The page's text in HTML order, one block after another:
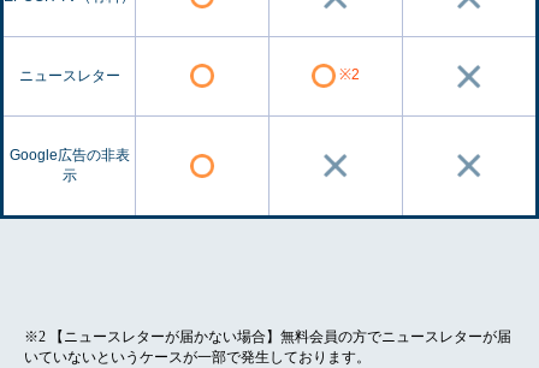
ニュースレター ※2
Google広告の非表
示
※2 【ニュースレターが届かない場合】無料会員の方でニュースレターが届
いていないというケースが一部で発生しております。